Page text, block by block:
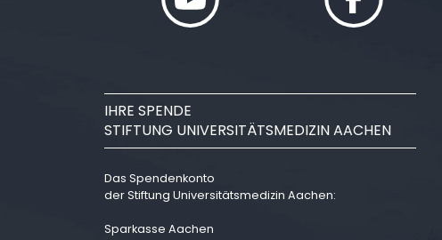
IHRE SPENDE
STIFTUNG UNIVERSITÄTSMEDIZIN AACHEN
Das Spendenkonto
der Stiftung Universitätsmedizin Aachen:
Sparkasse Aachen